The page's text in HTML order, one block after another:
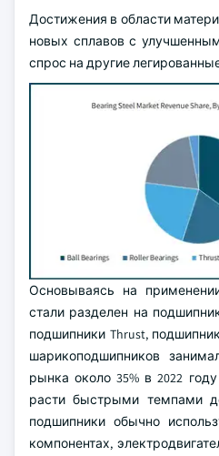
Достижения в области
новых сплавов с
спрос на другие
Основываясь на
стали разделен на
подшипники Thrust,
шарикоподшипников
рынка около 35% в 2022
расти быстрыми темпами
подшипники обычно
компонентах,